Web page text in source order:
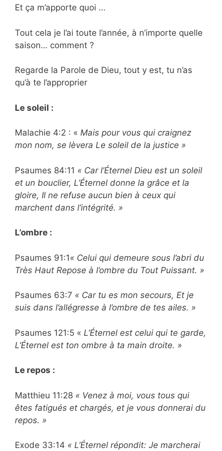
Et ça m’apporte quoi …
Tout cela je l’ai toute l’année, à n’importe quelle
saison… comment ?
Regarde la Parole de Dieu, tout y est, tu n’as
qu’à te l’approprier
Le soleil :
Malachie 4:2 : « Mais pour vous qui craignez
mon nom, se lèvera Le soleil de la justice »
Psaumes 84:11 « Car l’Éternel Dieu est un soleil
et un bouclier, L’Éternel donne la grâce et la
gloire, Il ne refuse aucun bien à ceux qui
marchent dans l’intégrité. »
L’ombre :
Psaumes 91:1« Celui qui demeure sous l’abri du
Très Haut Repose à l’ombre du Tout Puissant. »
Psaumes 63:7 « Car tu es mon secours, Et je
suis dans l’allégresse à l’ombre de tes ailes. »
Psaumes 121:5 « L’Éternel est celui qui te garde,
L’Éternel est ton ombre à ta main droite. »
Le repos :
Matthieu 11:28 « Venez à moi, vous tous qui
êtes fatigués et chargés, et je vous donnerai du
repos. »
Exode 33:14 « L’Éternel répondit: Je marcherai